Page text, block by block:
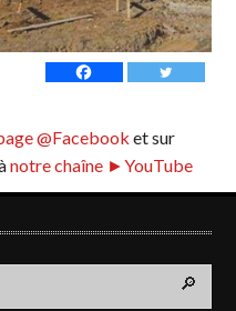
@Facebook et sur
notre chaîne ►YouTube